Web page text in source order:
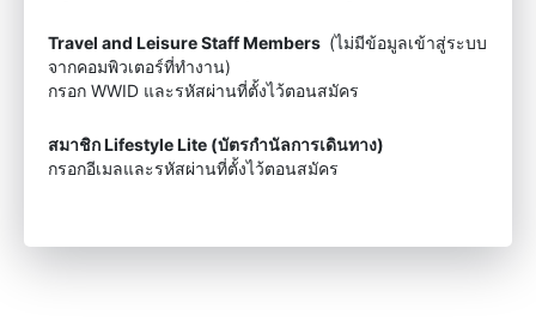
Travel and Leisure Staff Members (ไม่มีข้อมูลเข้าสู่ระบบ
จากคอมพิวเตอร์ที่ทำงาน)
กรอก WWID และรหัสผ่านที่ตั้งไว้ตอนสมัคร
สมาชิก Lifestyle Lite (บัตรกำนัลการเดินทาง)
กรอกอีเมลและรหัสผ่านที่ตั้งไว้ตอนสมัคร